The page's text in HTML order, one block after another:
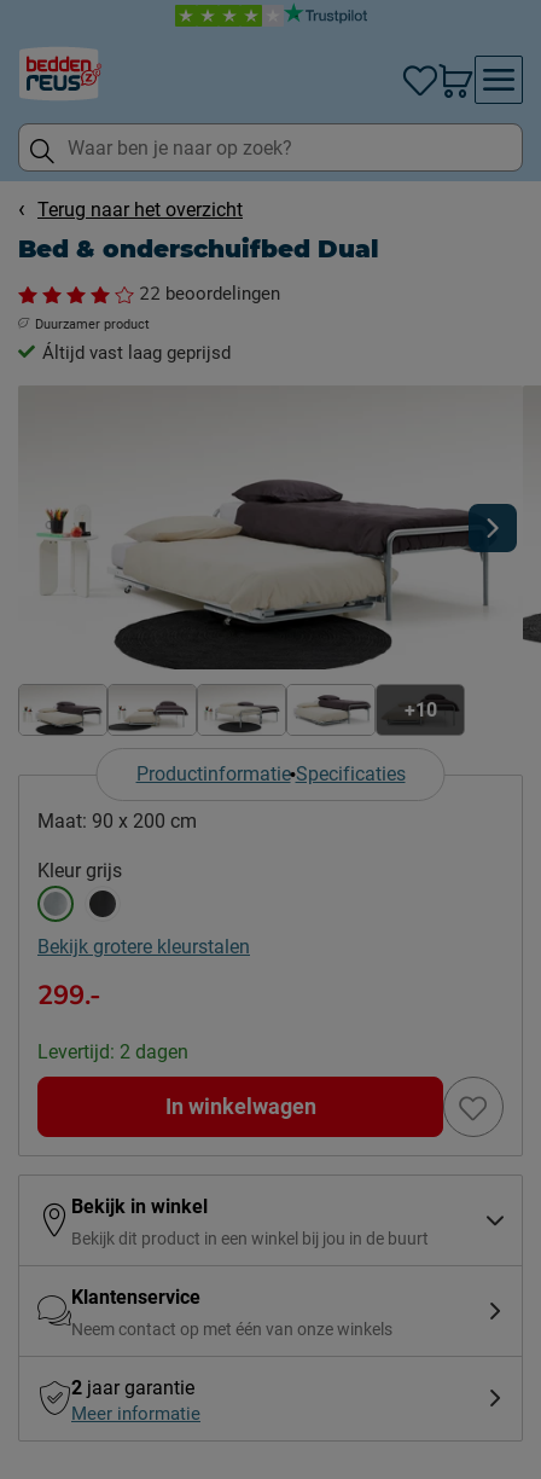
Terug naar het overzicht
Bed & onderschuifbed Dual
22 beoordelingen
Duurzamer product
Áltijd vast laag geprijsd
+10
Productinformatie Specificaties
Maat: 90 x 200 cm
Kleur grijs
Bekijk grotere kleurstalen
299.-
Levertijd: 2 dagen
In winkelwagen
Bekijk in winkel
Bekijk dit product in een winkel bij jou in de buurt
Klantenservice
Neem contact op met één van onze winkels
2 jaar garantie
Meer informatie